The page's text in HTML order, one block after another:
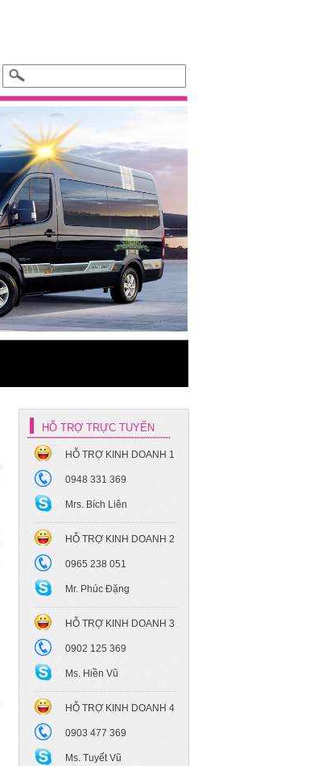
HỖ TRỢ TRỰC TUYẾN
HỖ TRỢ KINH DOANH 1
0948 331 369
Mrs. Bích Liên
HỖ TRỢ KINH DOANH 2
0965 238 051
Mr. Phúc Đặng
HỖ TRỢ KINH DOANH 3
0902 125 369
Ms. Hiền Vũ
HỖ TRỢ KINH DOANH 4
0903 477 369
Ms. Tuyết Vũ